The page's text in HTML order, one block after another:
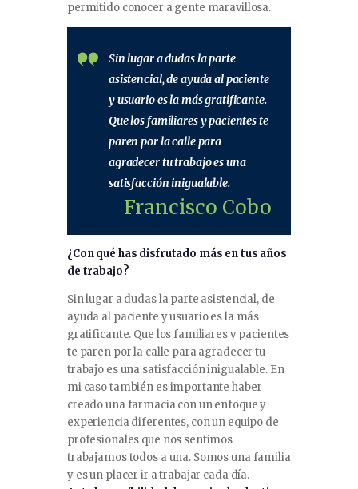
permitido conocer a gente maravillosa.
Sin lugar a dudas la parte
asistencial, de ayuda al paciente
y usuario es la más gratificante.
Que los familiares y pacientes te
paren por la calle para
agradecer tu trabajo es una
satisfacción inigualable.
Francisco Cobo
¿Con qué has disfrutado más en tus años
de trabajo?
Sin lugar a dudas la parte asistencial, de
ayuda al paciente y usuario es la más
gratificante. Que los familiares y pacientes
te paren por la calle para agradecer tu
trabajo es una satisfacción inigualable. En
mi caso también es importante haber
creado una farmacia con un enfoque y
experiencia diferentes, con un equipo de
profesionales que nos sentimos
trabajamos todos a una. Somos una familia
y es un placer ir a trabajar cada día.